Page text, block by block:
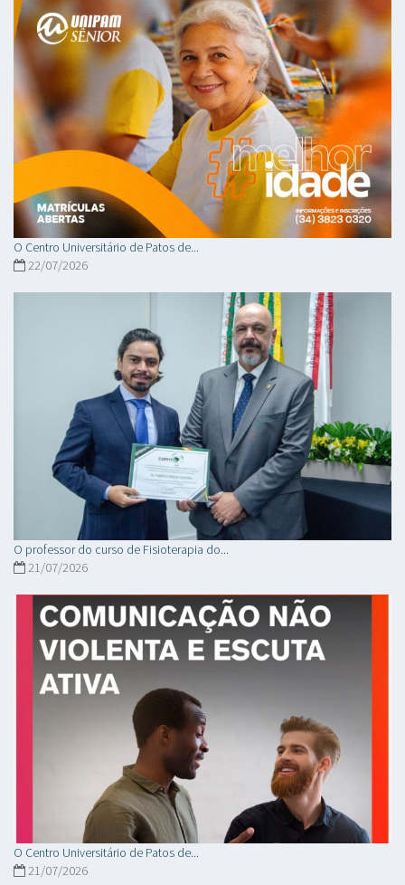
O Centro Universitário de Patos de...
22/07/2026
O professor do curso de Fisioterapia do...
21/07/2026
O Centro Universitário de Patos de...
21/07/2026